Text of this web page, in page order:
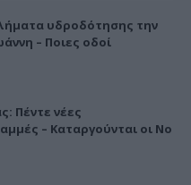
υδροδότησης την
– Ποιες οδοί
Πέντε νέες
– Καταργούνται οι Νο